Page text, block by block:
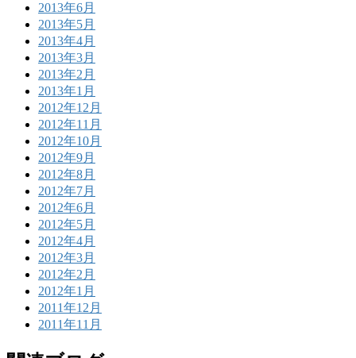
2013年6月
2013年5月
2013年4月
2013年3月
2013年2月
2013年1月
2012年12月
2012年11月
2012年10月
2012年9月
2012年8月
2012年7月
2012年6月
2012年5月
2012年4月
2012年3月
2012年2月
2012年1月
2011年12月
2011年11月